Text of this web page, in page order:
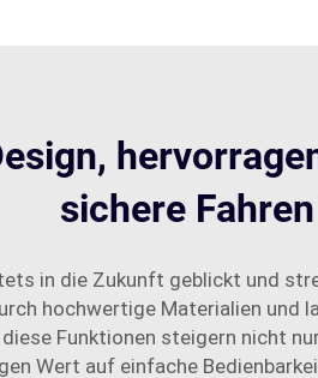
sichere
in die Zukunft geblickt und
hochwertige Materialien
Funktionen steigern nicht
Wert auf einfache